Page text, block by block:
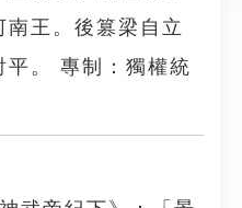
王。後篡梁自立
平。 專制：獨權統